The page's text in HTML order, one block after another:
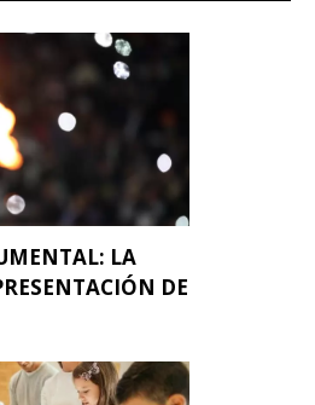
LA
DE